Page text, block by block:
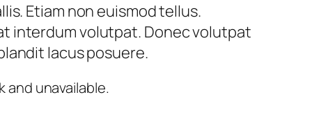
Etiam non euismod tellus.
interdum volutpat. Donec volutpat
lacus posuere.
unavailable.